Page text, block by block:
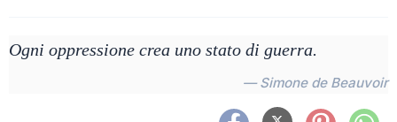
Ogni oppressione crea uno stato di guerra.
— Simone de Beauvoir